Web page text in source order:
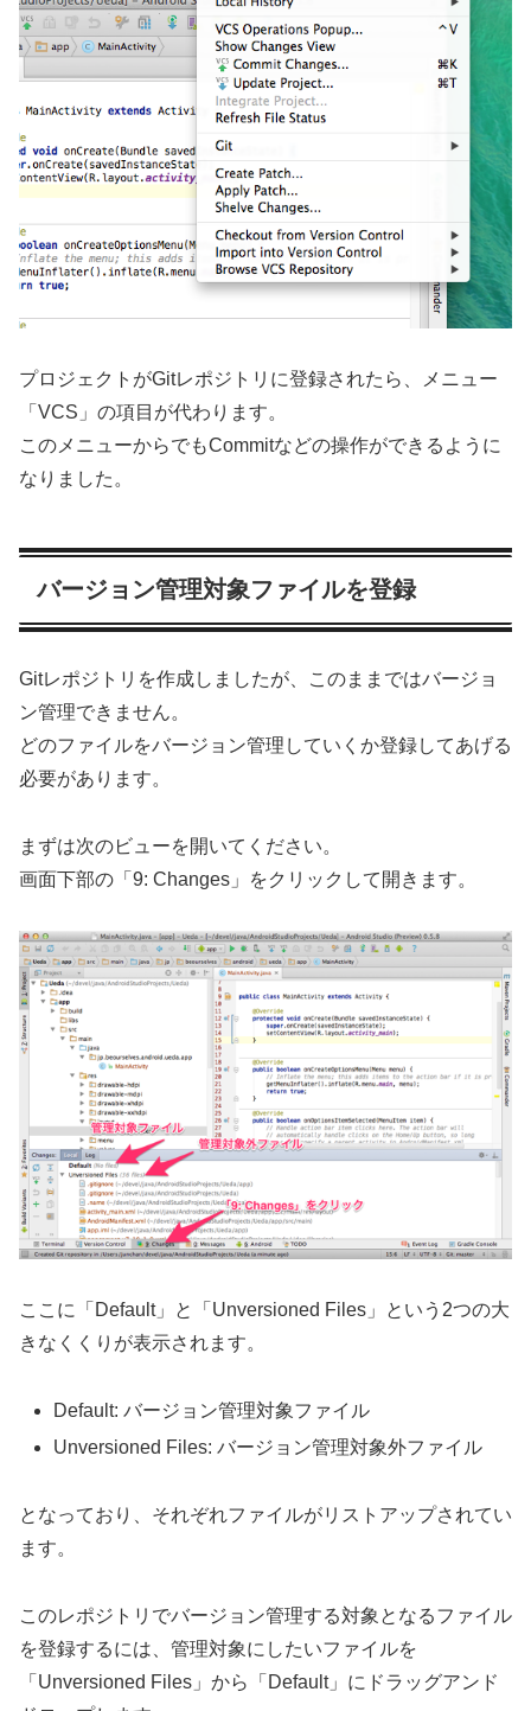
プロジェクトがGitレポジトリに登録されたら、メニュー
「VCS」の項目が代わります。
このメニューからでもCommitなどの操作ができるように
なりました。
バージョン管理対象ファイルを登録
Gitレポジトリを作成しましたが、このままではバージョ
ン管理できません。
どのファイルをバージョン管理していくか登録してあげる
必要があります。
まずは次のビューを開いてください。
画面下部の「9: Changes」をクリックして開きます。
ここに「Default」と「Unversioned Files」という2つの大
きなくくりが表示されます。
Default: バージョン管理対象ファイル
Unversioned Files: バージョン管理対象外ファイル
となっており、それぞれファイルがリストアップされてい
ます。
このレポジトリでバージョン管理する対象となるファイル
を登録するには、管理対象にしたいファイルを
「Unversioned Files」から「Default」にドラッグアンド